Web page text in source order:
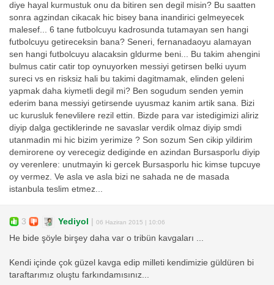
diye hayal kurmustuk onu da bitiren sen degil misin? Bu saatten
sonra agzindan cikacak hic bisey bana inandirici gelmeyecek
malesef... 6 tane futbolcuyu kadrosunda tutamayan sen hangi
futbolcuyu getireceksin bana? Seneri, fernanadaoyu alamayan
sen hangi futbolcuyu alacaksin gldurme beni... Bu takim ahengini
bulmus catir catir top oynuyorken messiyi getirsen belki uyum
sureci vs en risksiz hali bu takimi dagitmamak, elinden geleni
yapmak daha kiymetli degil mi? Ben sogudum senden yemin
ederim bana messiyi getirsende uyusmaz kanim artik sana. Bizi
uc kurusluk fenevlilere rezil ettin. Bizde para var istedigimizi aliriz
diyip dalga gectiklerinde ne savaslar verdik olmaz diyip smdi
utanmadin mi hic bizim yerimize ? Son sozum Sen cikip yildirim
demirorene oy verecegiz dediginde en azindan Bursasporlu diyip
oy verenlere: unutmayin ki gercek Bursasporlu hic kimse tupcuye
oy vermez. Ve asla ve asla bizi ne sahada ne de masada
istanbula teslim etmez...
3 Yediyol 06 Haziran 2015 | 10:06
He bide şöyle birşey daha var o tribün kavgaları ...
Kendi içinde çok güzel kavga edip milleti kendimizie güldüren bi
taraftarımız oluştu farkındamısınız...